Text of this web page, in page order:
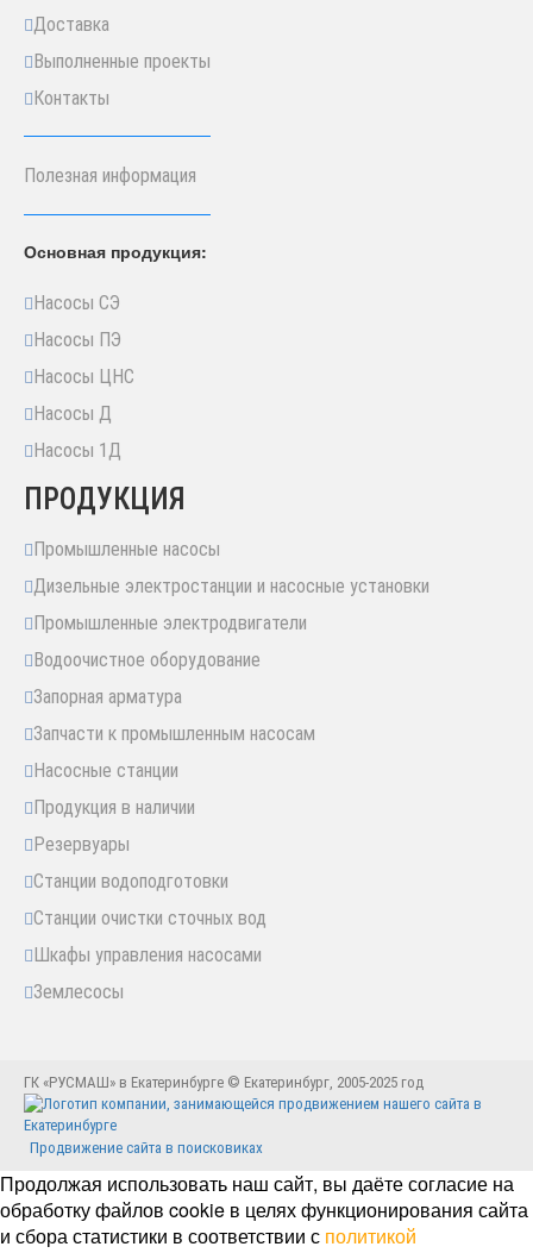
Доставка
Выполненные проекты
Контакты
Полезная информация
Основная продукция:
Насосы СЭ
Насосы ПЭ
Насосы ЦНС
Насосы Д
Насосы 1Д
ПРОДУКЦИЯ
Промышленные насосы
Дизельные электростанции и насосные установки
Промышленные электродвигатели
Водоочистное оборудование
Запорная арматура
Запчасти к промышленным насосам
Насосные станции
Продукция в наличии
Резервуары
Станции водоподготовки
Станции очистки сточных вод
Шкафы управления насосами
Землесосы
ГК «РУСМАШ» в Екатеринбурге © Екатеринбург, 2005-2025 год
Продвижение сайта в поисковиках
Продолжая использовать наш сайт, вы даёте согласие на
обработку файлов cookie в целях функционирования сайта
и сбора статистики в соответствии с политикой